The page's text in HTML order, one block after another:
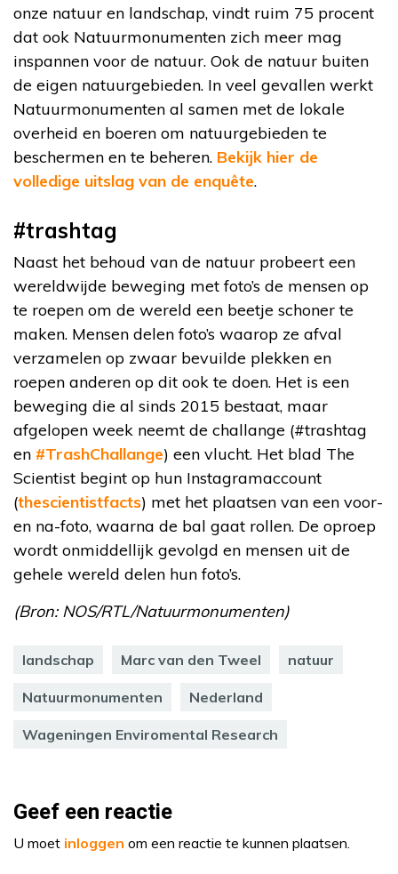
onze natuur en landschap, vindt ruim 75 procent
dat ook Natuurmonumenten zich meer mag
inspannen voor de natuur. Ook de natuur buiten
de eigen natuurgebieden. In veel gevallen werkt
Natuurmonumenten al samen met de lokale
overheid en boeren om natuurgebieden te
beschermen en te beheren. Bekijk hier de
volledige uitslag van de enquête.
#trashtag
Naast het behoud van de natuur probeert een
wereldwijde beweging met foto’s de mensen op
te roepen om de wereld een beetje schoner te
maken. Mensen delen foto’s waarop ze afval
verzamelen op zwaar bevuilde plekken en
roepen anderen op dit ook te doen. Het is een
beweging die al sinds 2015 bestaat, maar
afgelopen week neemt de challange (#trashtag
en #TrashChallange) een vlucht. Het blad The
Scientist begint op hun Instagramaccount
(thescientistfacts) met het plaatsen van een voor-
en na-foto, waarna de bal gaat rollen. De oproep
wordt onmiddellijk gevolgd en mensen uit de
gehele wereld delen hun foto’s.
(Bron: NOS/RTL/Natuurmonumenten)
landschap Marc van den Tweel natuur
Natuurmonumenten Nederland
Wageningen Enviromental Research
Geef een reactie
U moet inloggen om een reactie te kunnen plaatsen.